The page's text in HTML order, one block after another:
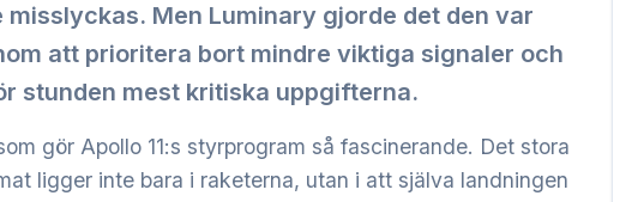
misslyckas. Men Luminary gjorde det den var
att prioritera bort mindre viktiga signaler och
stunden mest kritiska uppgifterna.
gör Apollo 11:s styrprogram så fascinerande. Det stora
ligger inte bara i raketerna, utan i att själva landningen